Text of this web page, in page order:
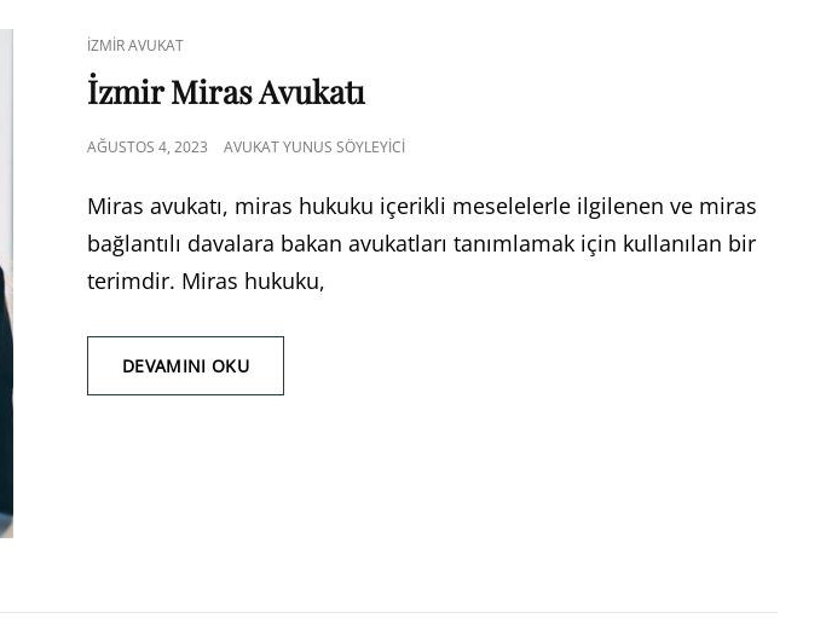
CAT
LINKS
İZMIR AVUKAT
İzmir Miras Avukatı
POSTED
AĞUSTOS 4, 2023 AVUKAT YUNUS SÖYLEYICI
Miras avukatı, miras hukuku içerikli meselelerle ilgilenen ve miras
bağlantılı davalara bakan avukatları tanımlamak için kullanılan bir
terimdir. Miras hukuku,
DEVAMINI OKUİZMIR
MIRAS